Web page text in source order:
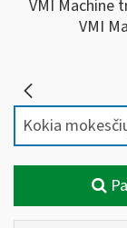
VMI Machine
VMI